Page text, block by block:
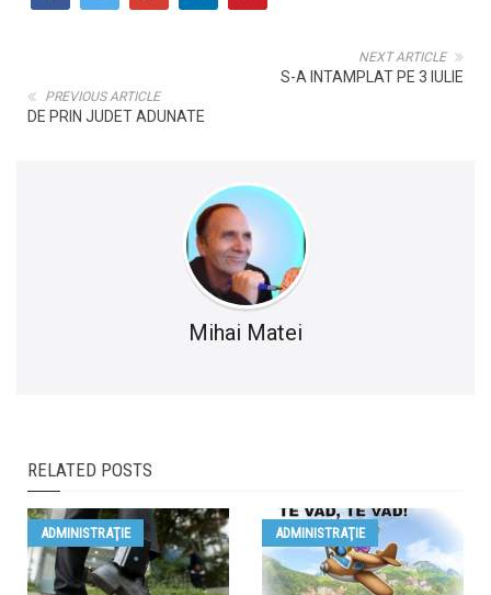
NEXT ARTICLE
S-A INTAMPLAT PE 3 IULIE
PREVIOUS ARTICLE
DE PRIN JUDET ADUNATE
Mihai Matei
RELATED POSTS
ADMINISTRAŢIE ADMINISTRAŢIE